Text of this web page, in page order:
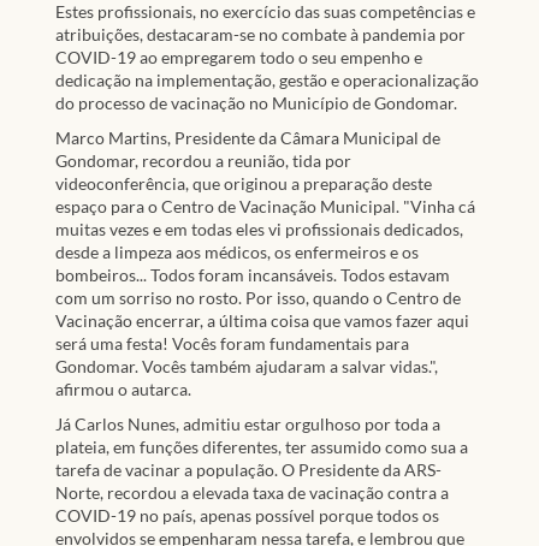
Estes profissionais, no exercício das suas competências e
atribuições, destacaram-se no combate à pandemia por
COVID-19 ao empregarem todo o seu empenho e
dedicação na implementação, gestão e operacionalização
do processo de vacinação no Município de Gondomar.
Marco Martins, Presidente da Câmara Municipal de
Gondomar, recordou a reunião, tida por
videoconferência, que originou a preparação deste
espaço para o Centro de Vacinação Municipal. "Vinha cá
muitas vezes e em todas eles vi profissionais dedicados,
desde a limpeza aos médicos, os enfermeiros e os
bombeiros... Todos foram incansáveis. Todos estavam
com um sorriso no rosto. Por isso, quando o Centro de
Vacinação encerrar, a última coisa que vamos fazer aqui
será uma festa! Vocês foram fundamentais para
Gondomar. Vocês também ajudaram a salvar vidas.",
afirmou o autarca.
Já Carlos Nunes, admitiu estar orgulhoso por toda a
plateia, em funções diferentes, ter assumido como sua a
tarefa de vacinar a população. O Presidente da ARS-
Norte, recordou a elevada taxa de vacinação contra a
COVID-19 no país, apenas possível porque todos os
envolvidos se empenharam nessa tarefa, e lembrou que